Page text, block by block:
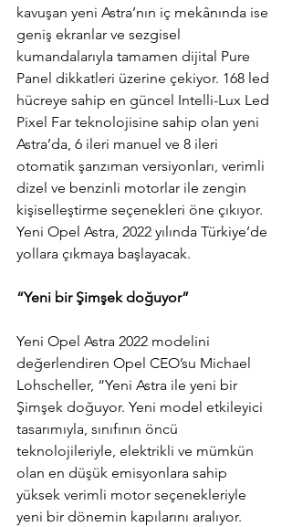
kavuşan yeni Astra’nın iç mekânında ise
geniş ekranlar ve sezgisel
kumandalarıyla tamamen dijital Pure
Panel dikkatleri üzerine çekiyor. 168 led
hücreye sahip en güncel Intelli-Lux Led
Pixel Far teknolojisine sahip olan yeni
Astra’da, 6 ileri manuel ve 8 ileri
otomatik şanzıman versiyonları, verimli
dizel ve benzinli motorlar ile zengin
kişiselleştirme seçenekleri öne çıkıyor.
Yeni Opel Astra, 2022 yılında Türkiye’de
yollara çıkmaya başlayacak.
“Yeni bir Şimşek doğuyor”
Yeni Opel Astra 2022 modelini
değerlendiren Opel CEO’su Michael
Lohscheller, “Yeni Astra ile yeni bir
Şimşek doğuyor. Yeni model etkileyici
tasarımıyla, sınıfının öncü
teknolojileriyle, elektrikli ve mümkün
olan en düşük emisyonlara sahip
yüksek verimli motor seçenekleriyle
yeni bir dönemin kapılarını aralıyor.